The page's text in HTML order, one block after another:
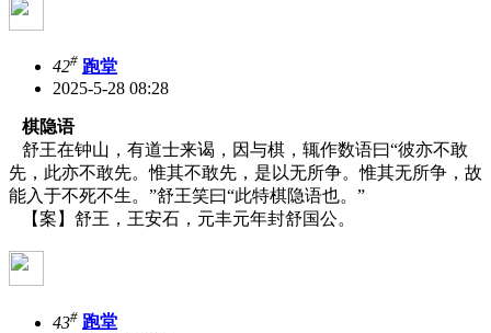
42# 跑堂
2025-5-28 08:28
棋隐语
舒王在钟山，有道士来谒，因与棋，辄作数语曰“彼亦不敢
先，此亦不敢先。惟其不敢先，是以无所争。惟其无所争，故
能入于不死不生。”舒王笑曰“此特棋隐语也。”
【案】舒王，王安石，元丰元年封舒国公。
43# 跑堂